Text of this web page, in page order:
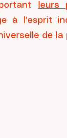
leurs
à l'esprit
de la